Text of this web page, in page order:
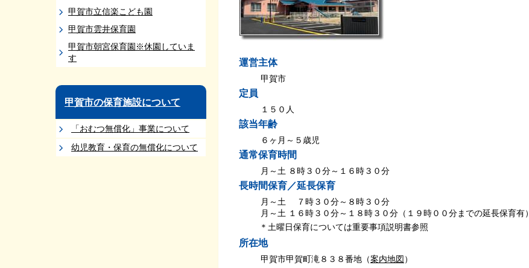
甲賀市立信楽こども園
甲賀市雲井保育園
甲賀市朝宮保育園※休園していま
す
甲賀市の保育施設について
「おむつ無償化」事業について
幼児教育・保育の無償化について
運営主体
甲賀市
定員
１５０人
該当年齢
６ヶ月～５歳児
通常保育時間
月～土 ８時３０分～１６時３０分
長時間保育／延長保育
月～土 ７時３０分～８時３０分
月～土 １６時３０分～１８時３０分（１９時００分までの延長保育有）
＊土曜日保育については重要事項説明書参照
所在地
甲賀市甲賀町滝８３８番地（案内地図 ）